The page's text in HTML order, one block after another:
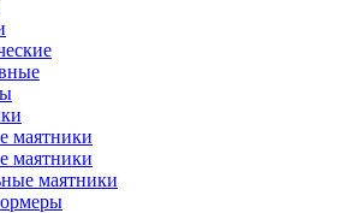
маятники
маятники
маятники